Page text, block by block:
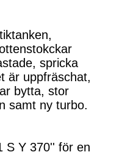
spricka
är uppfräschat,
bytta, stor
samt ny turbo.
S Y 370'' för en